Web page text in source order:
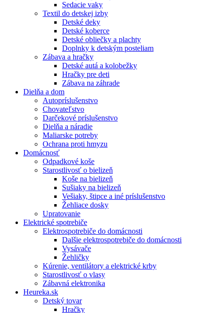
Sedacie vaky
Textil do detskej izby
Detské deky
Detské koberce
Detské obliečky a plachty
Doplnky k detským posteliam
Zábava a hračky
Detské autá a kolobežky
Hračky pre deti
Zábava na záhrade
Dielňa a dom
Autopríslušenstvo
Chovateľstvo
Darčekové príslušenstvo
Dielňa a náradie
Maliarske potreby
Ochrana proti hmyzu
Domácnosť
Odpadkové koše
Starostlivosť o bielizeň
Koše na bielizeň
Sušiaky na bielizeň
Vešiaky, štipce a iné príslušenstvo
Žehliace dosky
Upratovanie
Elektrické spotrebiče
Elektrospotrebiče do domácnosti
Dalšie elektrospotrebiče do domácnosti
Vysávače
Žehličky
Kúrenie, ventilátory a elektrické krby
Starostlivosť o vlasy
Zábavná elektronika
Heureka.sk
Detský tovar
Hračky